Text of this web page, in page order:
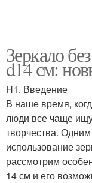
Зеркало
d14 см:
H1. Введение
В наше время,
люди все чаще
творчества.
использование
рассмотрим
14 см и его